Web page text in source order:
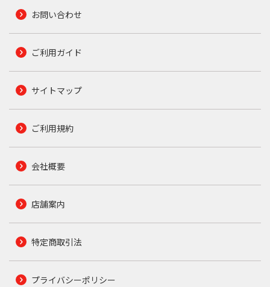
お問い合わせ
ご利用ガイド
サイトマップ
ご利用規約
会社概要
店舗案内
特定商取引法
プライバシーポリシー